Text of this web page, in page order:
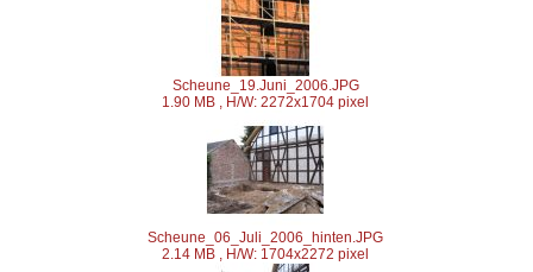
Scheune_19.Juni_2006.JPG
1.90 MB , H/W: 2272x1704 pixel
Scheune_06_Juli_2006_hinten.JPG
2.14 MB , H/W: 1704x2272 pixel